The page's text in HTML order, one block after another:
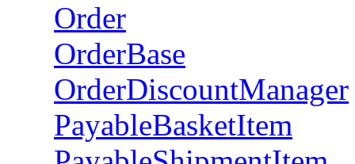
Order
OrderBase
OrderDiscountManager
PayableBasketItem